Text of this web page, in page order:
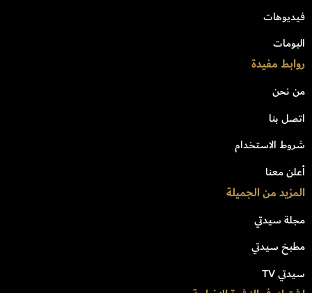
فيديوهات
البومات
روابط مفيدة
من نحن
اتصل بنا
شروط الاستخدام
أعلن معنا
المزيد من الجميلة
مجلة سيدتي
مطبخ سيدتي
سيدتي TV